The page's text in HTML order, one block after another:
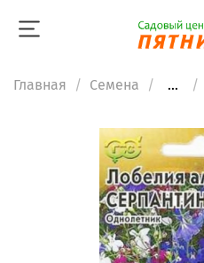
Главная Семена ...